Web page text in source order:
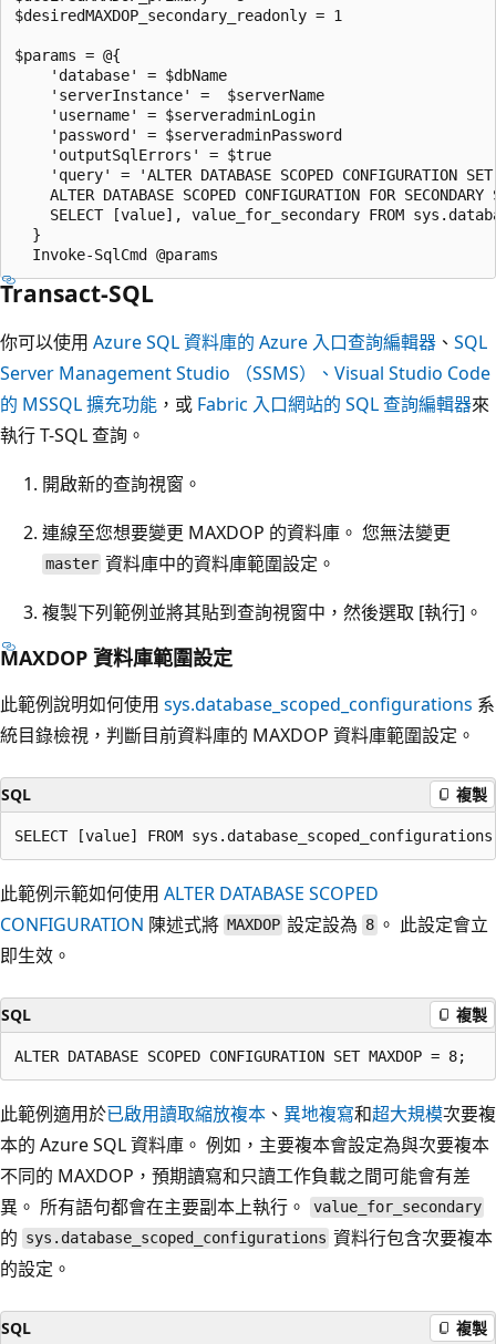
$desiredMAXDOP_secondary_readonly = 1
$params = @{
    'database' = $dbName
    'serverInstance' =  $serverName
    'username' = $serveradminLogin
    'password' = $serveradminPassword
    'outputSqlErrors' = $true
'query' = 'ALTER DATABASE SCOPED CONFIGURATION
ALTER DATABASE SCOPED CONFIGURATION FOR
SELECT [value], value_for_secondary FROM
  }
Transact-SQL
你可以使用 Azure SQL 資料庫的 Azure 入口查詢編輯器 、 SQL
Server Management Studio （SSMS）、 Visual Studio Code
的 MSSQL 擴充功能 ，或 Fabric 入口網站的 SQL 查詢編輯器來
執行 T-SQL 查詢。
開啟新的查詢視窗。
連線至您想要變更 MAXDOP 的資料庫。 您無法變更
master 資料庫中的資料庫範圍設定。
複製下列範例並將其貼到查詢視窗中，然後選取 [執行]。
MAXDOP 資料庫範圍設定
此範例說明如何使用 sys.database_scoped_configurations 系
統目錄檢視，判斷目前資料庫的 MAXDOP 資料庫範圍設定。
SQL 複製
此範例示範如何使用 ALTER DATABASE SCOPED
CONFIGURATION 陳述式將 MAXDOP 設定設為 8。 此設定會立
即生效。
SQL 複製
此範例適用於已啟用讀取縮放複本 、 異地複寫和超大規模次要複
本的 Azure SQL 資料庫。 例如，主要複本會設定為與次要複本
不同的 MAXDOP，預期讀寫和只讀工作負載之間可能會有差
異。 所有語句都會在主要副本上執行。
value_for_secondary
的 sys.database_scoped_configurations 資料行包含次要複本
的設定。
SQL 複製